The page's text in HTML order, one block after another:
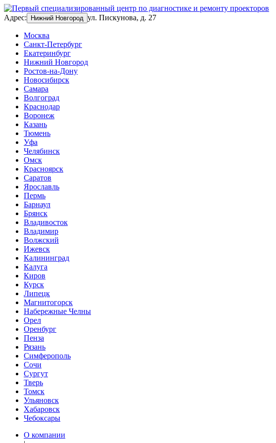
Адрес: Нижний Новгород ул. Пискунова, д. 27
Москва
Санкт-Петербург
Екатеринбург
Нижний Новгород
Ростов-на-Дону
Новосибирск
Самара
Волгоград
Краснодар
Воронеж
Казань
Тюмень
Уфа
Челябинск
Омск
Красноярск
Саратов
Ярославль
Пермь
Барнаул
Брянск
Владивосток
Владимир
Волжский
Ижевск
Калининград
Калуга
Киров
Курск
Липецк
Магнитогорск
Набережные Челны
Орел
Оренбург
Пенза
Рязань
Симферополь
Сочи
Сургут
Тверь
Томск
Ульяновск
Хабаровск
Чебоксары
О компании